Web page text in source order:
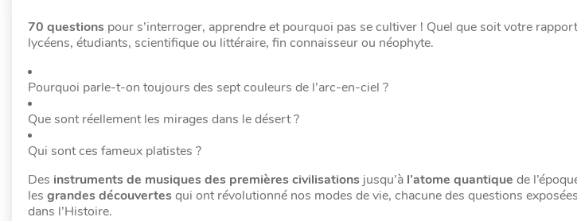
70 questions pour s’interroger, apprendre et pourquoi pas se cultiver ! Quel que soit votre
lycéens, étudiants, scientifique ou littéraire, fin connaisseur ou néophyte.
Pourquoi parle-t-on toujours des sept couleurs de l’arc-en-ciel ?
Que sont réellement les mirages dans le désert ?
Qui sont ces fameux platistes ?
Des instruments de musiques des premières civilisations jusqu’à l’atome quantique de
les grandes découvertes qui ont révolutionné nos modes de vie, chacune des questions
dans l’Histoire.